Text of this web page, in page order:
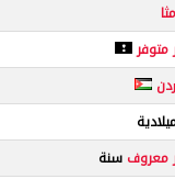
متوفر
معروف سنة